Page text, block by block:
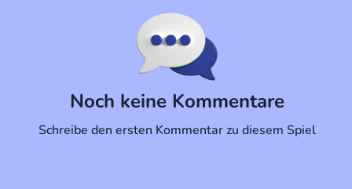
Noch keine Kommentare
Schreibe den ersten Kommentar zu diesem Spiel